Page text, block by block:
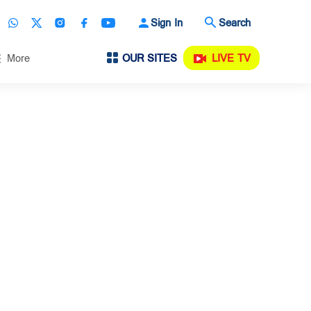
Sign In Search
More OUR SITES LIVE TV